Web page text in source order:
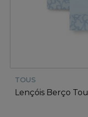
TOUS
Lençóis Berço